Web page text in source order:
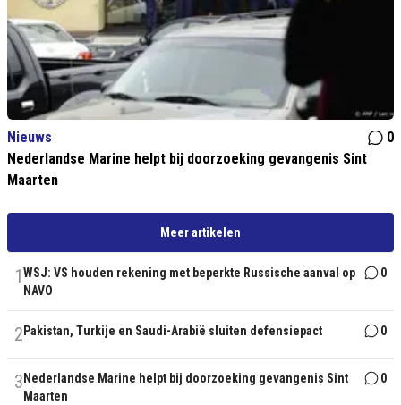
Nieuws
0
Nederlandse Marine helpt bij doorzoeking gevangenis Sint
Maarten
Meer artikelen
1WSJ: VS houden rekening met beperkte Russische aanval op
NAVO
0
2 Pakistan, Turkije en Saudi-Arabië sluiten defensiepact 0
3 Nederlandse Marine helpt bij doorzoeking gevangenis Sint
Maarten
0